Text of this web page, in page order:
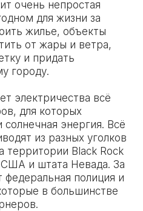
очень непростая
для жизни за
жилье, объекты
от жары и ветра,
и придать
городу.
электричества всё
для которых
энергия. Всё
из разных уголков
Black Rock
и штата Невада. За
федеральная полиция и
в большинстве